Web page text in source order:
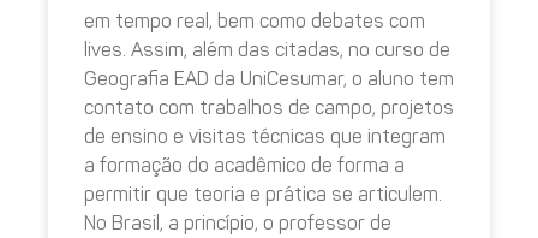
em tempo real, bem como debates com
lives. Assim, além das citadas, no curso de
Geografia EAD da UniCesumar, o aluno tem
contato com trabalhos de campo, projetos
de ensino e visitas técnicas que integram
a formação do acadêmico de forma a
permitir que teoria e prática se articulem.
No Brasil, a princípio, o professor de